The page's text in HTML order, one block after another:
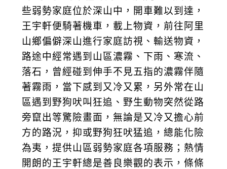
些弱勢家庭位於深山中，開車難以到達，
王宇軒便騎著機車，載上物資，前往阿里
山鄉偏僻深山進行家庭訪視、輸送物資，
路途中經常遇到山區濃霧、下雨、寒流、
落石，曾經碰到伸手不見五指的濃霧伴隨
著霧雨，當下感到又冷又累，另外常在山
區遇到野狗吠叫狂追、野生動物突然從路
旁竄出等驚險畫面，無論是又冷又擔心前
方的路況，抑或野狗狂吠猛追，總能化險
為夷，提供山區弱勢家庭各項服務；熱情
開朗的王宇軒總是善良樂觀的表示，條條